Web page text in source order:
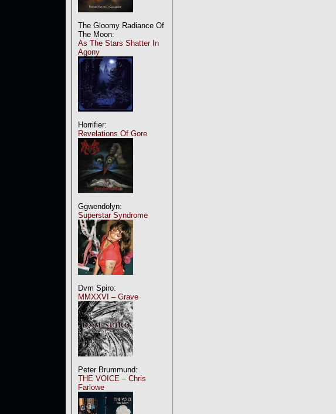
The Gloomy Radiance Of
The Moon:
As The Stars Shatter In
Agony
Horrifier:
Revelations Of Gore
Ggwendolyn:
Superstar Syndrome
Dvm Spiro:
MMXXVI – Grave
Peter Brummund:
THE VOICE – Chris
Farlowe